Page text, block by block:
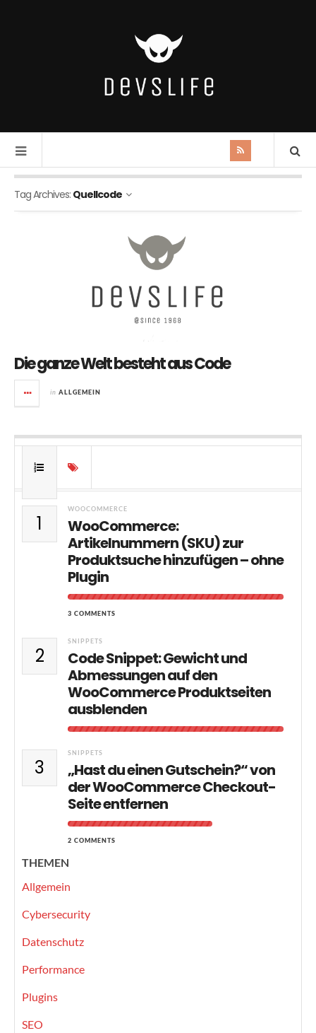
Tag Archives: Quellcode
Die ganze Welt besteht aus Code
in ALLGEMEIN
1
WOOCOMMERCE
WooCommerce:
Artikelnummern (SKU) zur
Produktsuche hinzufügen – ohne
Plugin
3 COMMENTS
2
SNIPPETS
Code Snippet: Gewicht und
Abmessungen auf den
WooCommerce Produktseiten
ausblenden
3
SNIPPETS
„Hast du einen Gutschein?“ von
der WooCommerce Checkout-
Seite entfernen
2 COMMENTS
THEMEN
Allgemein
Cybersecurity
Datenschutz
Performance
Plugins
SEO